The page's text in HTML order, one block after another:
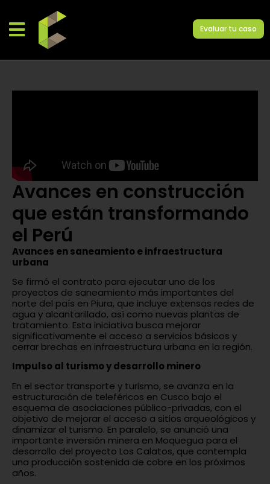
Evaluar tu caso
Avances en construcción
que están transformando
el Perú
Avances en saneamiento e infraestructura
urbana
Se firmó el contrato para ejecutar uno de los
proyectos de saneamiento más importantes del
norte del país en Piura, que incluye extensas redes de
agua y alcantarillado, así como nuevas plantas de
tratamiento. Esta iniciativa busca mejorar
significativamente el acceso a servicios básicos y
cerrar brechas en infraestructura urbana en la región.
Impulso al turismo y desarrollo minero
En el sector transporte y turismo, se avanza en la
estructuración de teleféricos en Cusco bajo el
esquema de asociaciones público-privadas, con el
objetivo de mejorar el acceso a sitios arqueológicos y
dinamizar el turismo. En paralelo, se anunció una
importante inversión minera en Moquegua para el
desarrollo del proyecto Los Calatos, que contempla
una producción sostenida de cobre en los próximos
años.